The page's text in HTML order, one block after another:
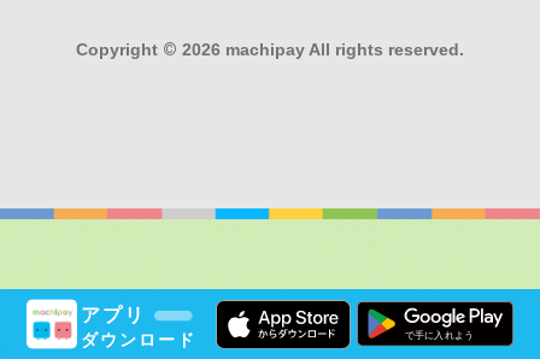
アプリ
ダウンロード
Copyright © 2026 machipay All rights reserved.